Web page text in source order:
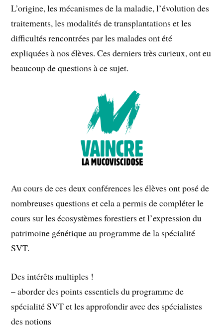
L’origine, les mécanismes de la maladie, l’évolution des
traitements, les modalités de transplantations et les
difficultés rencontrées par les malades ont été
expliquées à nos élèves. Ces derniers très curieux, ont eu
beaucoup de questions à ce sujet.
Au cours de ces deux conférences les élèves ont posé de
nombreuses questions et cela a permis de compléter le
cours sur les écosystèmes forestiers et l’expression du
patrimoine génétique au programme de la spécialité
SVT.
Des intérêts multiples !
– aborder des points essentiels du programme de
spécialité SVT et les approfondir avec des spécialistes
des notions